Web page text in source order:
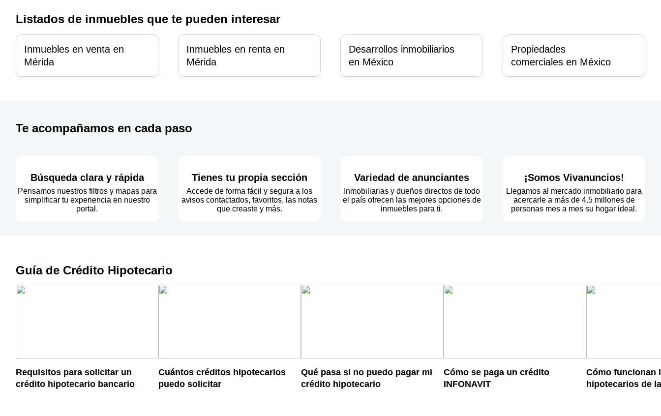
Listados de inmuebles que te pueden interesar
Inmuebles en venta en
Mérida
Inmuebles en renta en
Mérida
Desarrollos inmobiliarios
en México
Propiedades
comerciales en México
Te acompañamos en cada paso
Búsqueda clara y rápida
Pensamos nuestros filtros y mapas para
simplificar tu experiencia en nuestro
portal.
Tienes tu propia sección
Accede de forma fácil y segura a los
avisos contactados, favoritos, las notas
que creaste y más.
Variedad de anunciantes
Inmobiliarias y dueños directos de todo
el país ofrecen las mejores opciones de
inmuebles para ti.
¡Somos Vivanuncios!
Llegamos al mercado inmobiliario para
acercarle a más de 4.5 millones de
personas mes a mes su hogar ideal.
Guía de Crédito Hipotecario
Requisitos para solicitar un
crédito hipotecario bancario
Cuántos créditos hipotecarios
puedo solicitar
Qué pasa si no puedo pagar mi
crédito hipotecario
Cómo se paga un crédito
INFONAVIT
Cómo funcionan
hipotecarios de